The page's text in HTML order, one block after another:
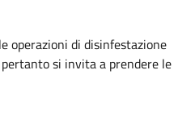
operazioni di disinfestazione
si invita a prendere le